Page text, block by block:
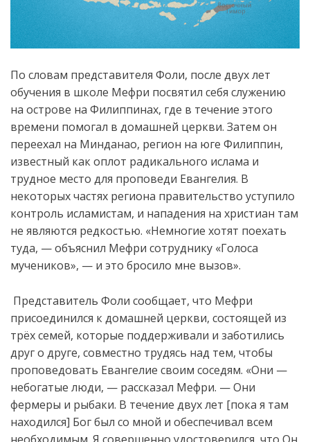
По словам представителя Фоли, после двух лет
обучения в школе Мефри посвятил себя служению
на острове на Филиппинах, где в течение этого
времени помогал в домашней церкви. Затем он
переехал на Минданао, регион на юге Филиппин,
известный как оплот радикального ислама и
трудное место для проповеди Евангелия. В
некоторых частях региона правительство уступило
контроль исламистам, и нападения на христиан там
не являются редкостью. «Немногие хотят поехать
туда, — объяснил Мефри сотруднику «Голоса
мучеников», — и это бросило мне вызов».
Представитель Фоли сообщает, что Мефри
присоединился к домашней церкви, состоящей из
трёх семей, которые поддерживали и заботились
друг о друге, совместно трудясь над тем, чтобы
проповедовать Евангелие своим соседям. «Они —
небогатые люди, — рассказал Мефри. — Они
фермеры и рыбаки. В течение двух лет [пока я там
находился] Бог был со мной и обеспечивал всем
необходимым. Я совершенно удостоверился что Он